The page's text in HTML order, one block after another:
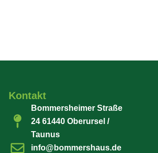
Kontakt
Bommersheimer Straße
24 61440 Oberursel /
Taunus
info@bommershaus.de